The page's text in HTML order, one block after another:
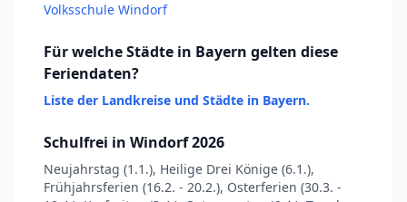
Volksschule Windorf
Für welche Städte in Bayern gelten diese
Feriendaten?
Liste der Landkreise und Städte in Bayern.
Schulfrei in Windorf 2026
Neujahrstag (1.1.), Heilige Drei Könige (6.1.),
Frühjahrsferien (16.2. - 20.2.), Osterferien (30.3. -